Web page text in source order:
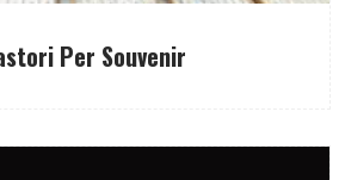
Per Souvenir